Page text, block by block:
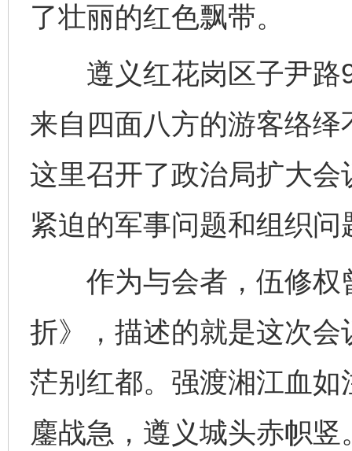
了壮丽的红色飘带。
遵义红花岗区子尹路
来自四面八方的游客络
这里召开了政治局扩大
紧迫的军事问题和组织问
作为与会者，伍修权
折》，描述的就是这次会
茫别红都。强渡湘江血
鏖战急，遵义城头赤帜